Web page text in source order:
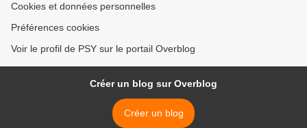
Cookies et données personnelles
Préférences cookies
Voir le profil de PSY sur le portail Overblog
Créer un blog sur Overblog
Créer un blog